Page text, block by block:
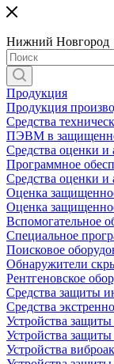
Нижний Новгород
Продукция
Продукция
Средства
ПЭВМ в
Средства оценки и
Программное
Средства оценки и
Оценка
Оценка
Вспомогательное
Специальное
Поисковое
Обнаружители
Рентгеновское
Средства защиты
Средства
Устройства
Устройства
Устройства